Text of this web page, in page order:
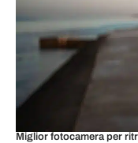
Miglior fotocamera per